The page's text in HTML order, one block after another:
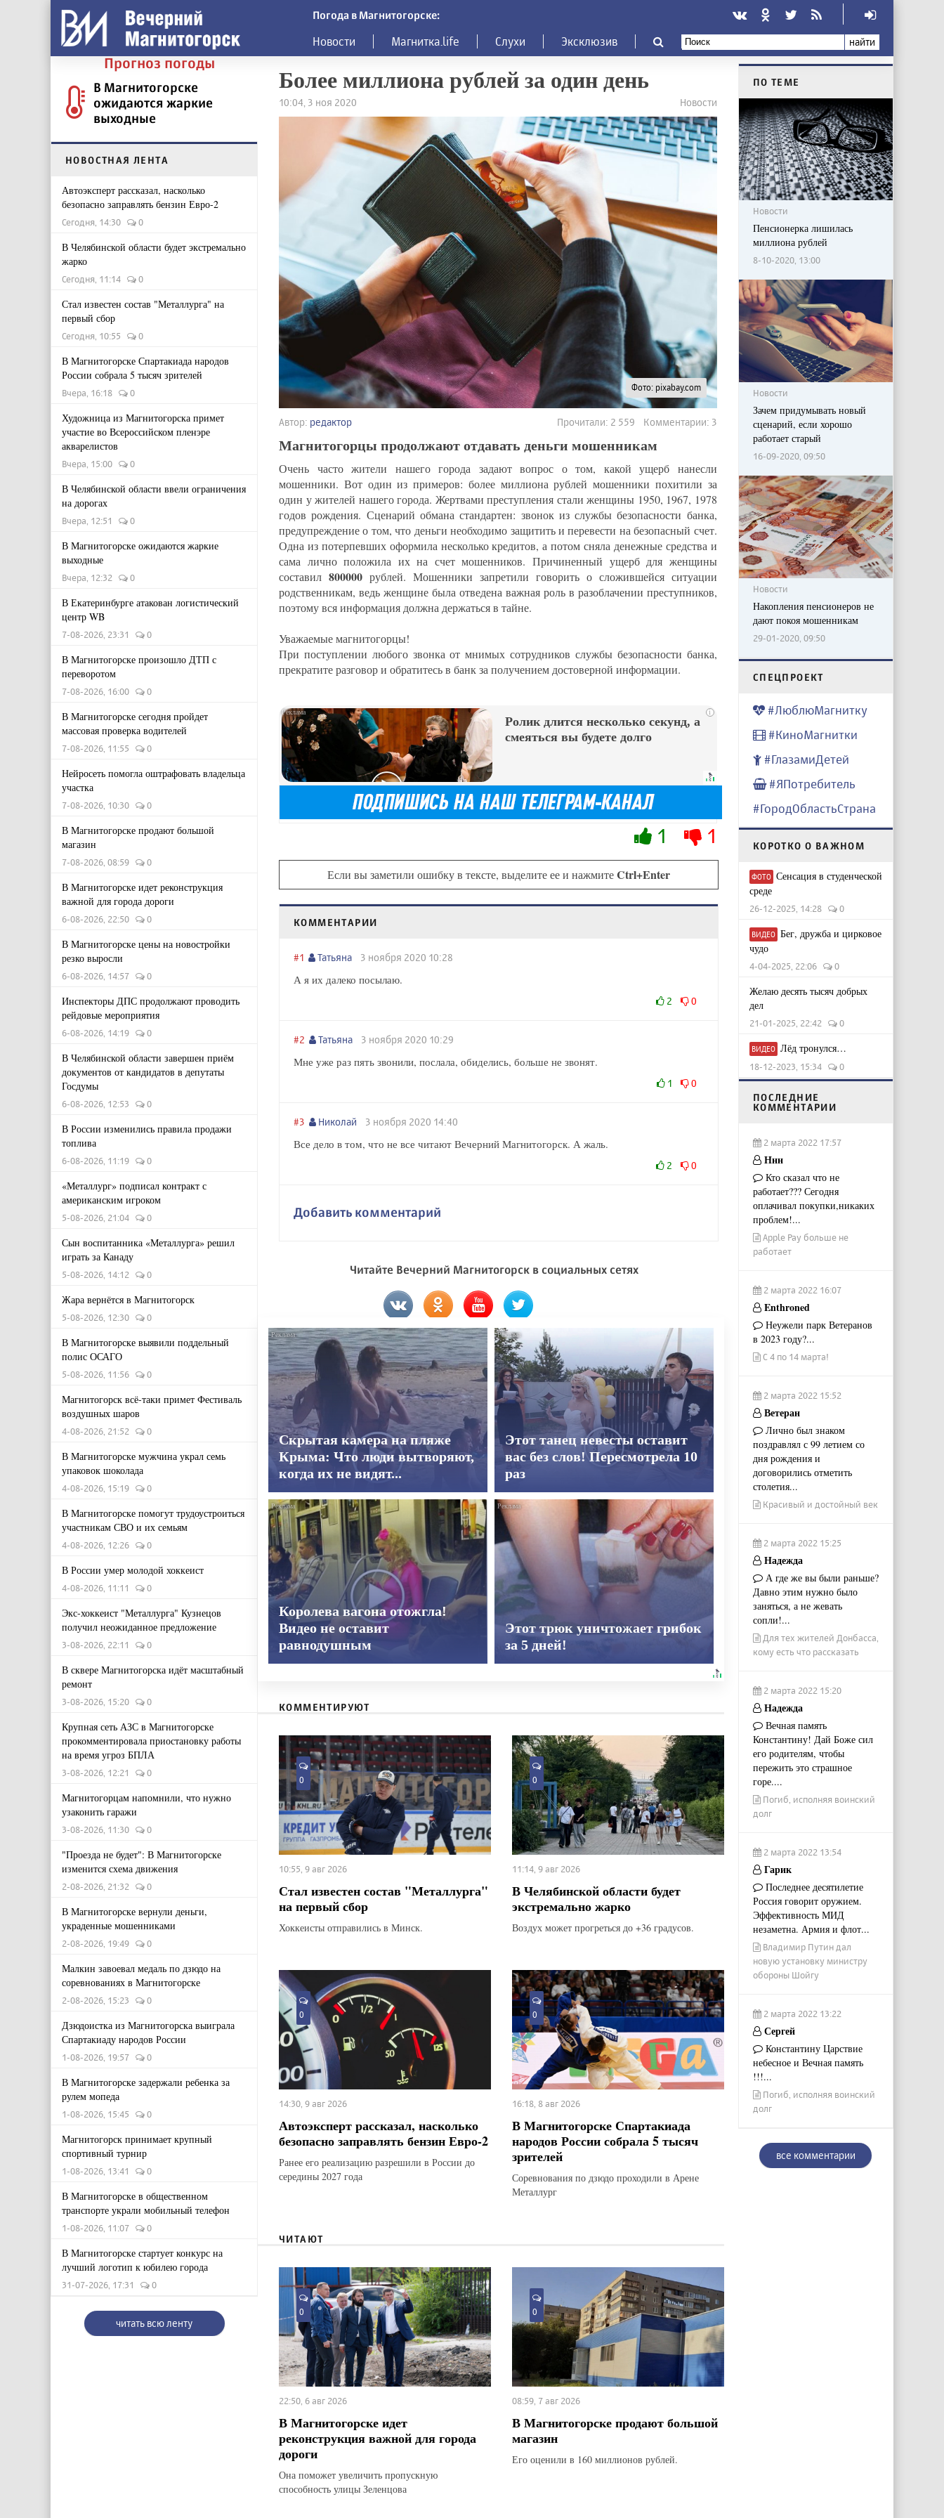
Погода в Магнитогорске:
Новости Магнитка.life Слухи Эксклюзив найти
Прогноз погоды
В Магнитогорске
ожидаются жаркие
выходные
НОВОСТНАЯ ЛЕНТА
Автоэксперт рассказал, насколько
безопасно заправлять бензин Евро-2
Сегодня, 14:30 0
В Челябинской области будет экстремально
жарко
Сегодня, 11:14 0
Стал известен состав "Металлурга" на
первый сбор
Сегодня, 10:55 0
В Магнитогорске Спартакиада народов
России собрала 5 тысяч зрителей
Вчера, 16:18 0
Художница из Магнитогорска примет
участие во Всероссийском пленэре
акварелистов
Вчера, 15:00 0
В Челябинской области ввели ограничения
на дорогах
Вчера, 12:51 0
В Магнитогорске ожидаются жаркие
выходные
Вчера, 12:32 0
В Екатеринбурге атакован логистический
центр WB
7-08-2026, 23:31 0
В Магнитогорске произошло ДТП с
переворотом
7-08-2026, 16:00 0
В Магнитогорске сегодня пройдет
массовая проверка водителей
7-08-2026, 11:55 0
Нейросеть помогла оштрафовать владельца
участка
7-08-2026, 10:30 0
В Магнитогорске продают большой
магазин
7-08-2026, 08:59 0
В Магнитогорске идет реконструкция
важной для города дороги
6-08-2026, 22:50 0
В Магнитогорске цены на новостройки
резко выросли
6-08-2026, 14:57 0
Инспекторы ДПС продолжают проводить
рейдовые мероприятия
6-08-2026, 14:19 0
В Челябинской области завершен приём
документов от кандидатов в депутаты
Госдумы
6-08-2026, 12:53 0
В России изменились правила продажи
топлива
6-08-2026, 11:19 0
«Металлург» подписал контракт с
американским игроком
5-08-2026, 21:04 0
Сын воспитанника «Металлурга» решил
играть за Канаду
5-08-2026, 14:12 0
Жара вернётся в Магнитогорск
5-08-2026, 12:30 0
В Магнитогорске выявили поддельный
полис ОСАГО
5-08-2026, 11:56 0
Магнитогорск всё-таки примет Фестиваль
воздушных шаров
4-08-2026, 21:52 0
В Магнитогорске мужчина украл семь
упаковок шоколада
4-08-2026, 15:19 0
В Магнитогорске помогут трудоустроиться
участникам СВО и их семьям
4-08-2026, 12:26 0
В России умер молодой хоккеист
4-08-2026, 11:11 0
Экс-хоккеист "Металлурга" Кузнецов
получил неожиданное предложение
3-08-2026, 22:11 0
В сквере Магнитогорска идёт масштабный
ремонт
3-08-2026, 15:20 0
Крупная сеть АЗС в Магнитогорске
прокомментировала приостановку работы
на время угроз БПЛА
3-08-2026, 12:21 0
Магнитогорцам напомнили, что нужно
узаконить гаражи
3-08-2026, 11:30 0
"Проезда не будет": В Магнитогорске
изменится схема движения
2-08-2026, 21:32 0
В Магнитогорске вернули деньги,
украденные мошенниками
2-08-2026, 19:49 0
Малкин завоевал медаль по дзюдо на
соревнованиях в Магнитогорске
2-08-2026, 15:23 0
Дзюдоистка из Магнитогорска выиграла
Спартакиаду народов России
1-08-2026, 19:57 0
В Магнитогорске задержали ребенка за
рулем мопеда
1-08-2026, 15:45 0
Магнитогорск принимает крупный
спортивный турнир
1-08-2026, 13:41 0
В Магнитогорске в общественном
транспорте украли мобильный телефон
1-08-2026, 11:07 0
В Магнитогорске стартует конкурс на
лучший логотип к юбилею города
31-07-2026, 17:31 0
читать всю ленту
Более миллиона рублей за один день
10:04, 3 ноя 2020 Новости
Фото: pixabay.com
Автор: редактор Прочитали: 2 559 Комментарии: 3
Магнитогорцы продолжают отдавать деньги мошенникам
Очень часто жители нашего города задают вопрос о том, какой ущерб нанесли
мошенники. Вот один из примеров: более миллиона рублей мошенники похитили за
один у жителей нашего города. Жертвами преступления стали женщины 1950, 1967, 1978
годов рождения. Сценарий обмана стандартен: звонок из службы безопасности банка,
предупреждение о том, что деньги необходимо защитить и перевести на безопасный счет.
Одна из потерпевших оформила несколько кредитов, а потом сняла денежные средства и
сама лично положила их на счет мошенников. Причиненный ущерб для женщины
составил 800000 рублей. Мошенники запретили говорить о сложившейся ситуации
родственникам, ведь женщине была отведена важная роль в разоблачении преступников,
поэтому вся информация должна держаться в тайне.
Уважаемые магнитогорцы!
При поступлении любого звонка от мнимых сотрудников службы безопасности банка,
прекратите разговор и обратитесь в банк за получением достоверной информации.
i
Ролик длится несколько секунд, а
смеяться вы будете долго
1 1
Если вы заметили ошибку в тексте, выделите ее и нажмитеCtrl+Enter
КОММЕНТАРИИ
#1 Татьяна 3 ноября 2020 10:28
А я их далеко посылаю.
2 0
#2 Татьяна 3 ноября 2020 10:29
Мне уже раз пять звонили, послала, обиделись, больше не звонят.
1 0
#3 Николай 3 ноября 2020 14:40
Все дело в том, что не все читают Вечерний Магнитогорск. А жаль.
2 0
Добавить комментарий
Читайте Вечерний Магнитогорск в социальных сетях
Скрытая камера на пляже
Крыма: Что люди вытворяют,
когда их не видят...
Этот танец невесты оставит
вас без слов! Пересмотрела 10
раз
Королева вагона отожгла!
Видео не оставит
равнодушным
Этот трюк уничтожает грибок
за 5 дней!
КОММЕНТИРУЮТ
0
10:55, 9 авг 2026
Стал известен состав "Металлурга"
на первый сбор
Хоккеисты отправились в Минск.
0
11:14, 9 авг 2026
В Челябинской области будет
экстремально жарко
Воздух может прогреться до +36 градусов.
0
14:30, 9 авг 2026
Автоэксперт рассказал, насколько
безопасно заправлять бензин Евро-2
Ранее его реализацию разрешили в России до
середины 2027 года
0
16:18, 8 авг 2026
В Магнитогорске Спартакиада
народов России собрала 5 тысяч
зрителей
Соревнования по дзюдо проходили в Арене
Металлург
ЧИТАЮТ
0
22:50, 6 авг 2026
В Магнитогорске идет
реконструкция важной для города
дороги
Она поможет увеличить пропускную
способность улицы Зеленцова
0
08:59, 7 авг 2026
В Магнитогорске продают большой
магазин
Его оценили в 160 миллионов рублей.
ПО ТЕМЕ
Новости
Пенсионерка лишилась
миллиона рублей
8-10-2020, 13:00
Новости
Зачем придумывать новый
сценарий, если хорошо
работает старый
16-09-2020, 09:50
Новости
Накопления пенсионеров не
дают покоя мошенникам
29-01-2020, 09:50
CПЕЦПРОЕКТ
#ЛюблюМагнитку
#КиноМагнитки
#ГлазамиДетей
#ЯПотребитель
#ГородОбластьСтрана
КОРОТКО О ВАЖНОМ
ФОТО Сенсация в студенческой
среде
26-12-2025, 14:28 0
ВИДЕО Бег, дружба и цирковое
чудо
4-04-2025, 22:06 0
Желаю десять тысяч добрых
дел
21-01-2025, 22:42 0
ВИДЕО Лёд тронулся…
18-12-2023, 15:34 0
ПОСЛЕДНИЕ
КОММЕНТАРИИ
2 марта 2022 17:57
Ннн
Кто сказал что не
работает??? Сегодня
оплачивал покупки,никаких
проблем!...
Apple Pay больше не
работает
2 марта 2022 16:07
Enthroned
Неужели парк Ветеранов
в 2023 году?...
С 4 по 14 марта!
2 марта 2022 15:52
Ветеран
Лично был знаком
поздравлял с 99 летием со
дня рождения и
договорились отметить
столетия...
Красивый и достойный век
2 марта 2022 15:25
Надежда
А где же вы были раньше?
Давно этим нужно было
заняться, а не жевать
сопли!...
Для тех жителей Донбасса,
кому есть что рассказать
2 марта 2022 15:20
Надежда
Вечная память
Константину! Дай Боже сил
его родителям, чтобы
пережить это страшное
горе....
Погиб, исполняя воинский
долг
2 марта 2022 13:54
Гарик
Последнее десятилетие
Россия говорит оружием.
Эффективность МИД
незаметна. Армия и флот...
Владимир Путин дал
новую установку министру
обороны Шойгу
2 марта 2022 13:22
Сергей
Константину Царствие
небесное и Вечная память
!!!...
Погиб, исполняя воинский
долг
все комментарии